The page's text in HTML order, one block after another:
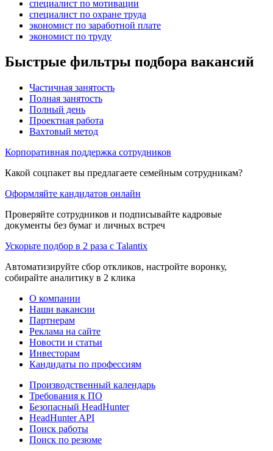
специалист по мотивации
специалист по охране труда
экономист по заработной плате
экономист по труду
Быстрые фильтры подбора вакансий
Частичная занятость
Полная занятость
Полный день
Проектная работа
Вахтовый метод
Корпоративная поддержка сотрудников
Какой соцпакет вы предлагаете семейным сотрудникам?
Оформляйте кандидатов онлайн
Проверяйте сотрудников и подписывайте кадровые
документы без бумаг и личных встреч
Ускорьте подбор в 2 раза с Talantix
Автоматизируйте сбор откликов, настройте воронку,
собирайте аналитику в 2 клика
О компании
Наши вакансии
Партнерам
Реклама на сайте
Новости и статьи
Инвесторам
Кандидаты по профессиям
Производственный календарь
Требования к ПО
Безопасный HeadHunter
HeadHunter API
Поиск работы
Поиск по резюме